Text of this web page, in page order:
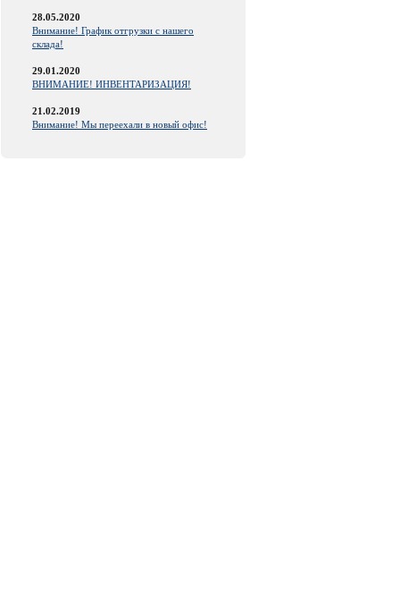
28.05.2020
Внимание! График отгрузки с нашего
склада!
29.01.2020
ВНИМАНИЕ! ИНВЕНТАРИЗАЦИЯ!
21.02.2019
Внимание! Мы переехали в новый офис!